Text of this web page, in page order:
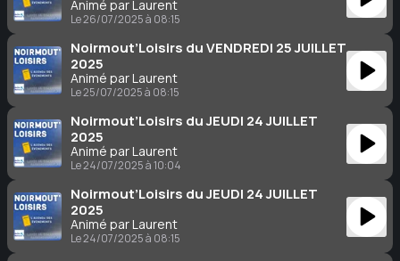
Animé par Laurent
Le 26/07/2025 à 08:15
Noirmout’Loisirs du VENDREDI 25 JUILLET
2025
Animé par Laurent
Le 25/07/2025 à 08:15
Noirmout’Loisirs du JEUDI 24 JUILLET
2025
Animé par Laurent
Le 24/07/2025 à 10:04
Noirmout’Loisirs du JEUDI 24 JUILLET
2025
Animé par Laurent
Le 24/07/2025 à 08:15